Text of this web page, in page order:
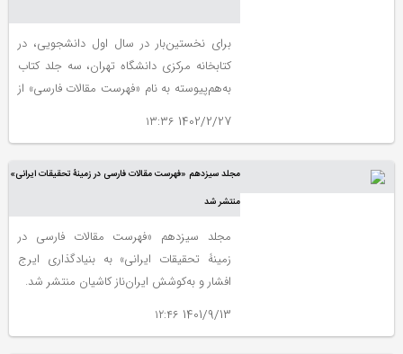
برای نخستین‌بار در سال اول دانشجویی، در
کتابخانه مرکزی دانشگاه تهران، سه جلد کتاب
به‌هم‌پیوسته به نام «فهرست مقالات فارسی» از
فارسی را میان سال‌های ۱۳۲۸ تا ۱۳۳۸ به
1402/2/27 ۱۳:۳۶
مجلد سیزدهم «فهرست مقالات فارسی در زمینۀ تحقیقات ایرانی»
منتشر شد
مجلد سیزدهم «فهرست مقالات فارسی در
زمینۀ تحقیقات ایرانی» به بنیادگذاری ایرج
افشار و به‌کوشش ایران‌ناز کاشیان منتشر شد.
1401/9/13 ۱۲:۴۶